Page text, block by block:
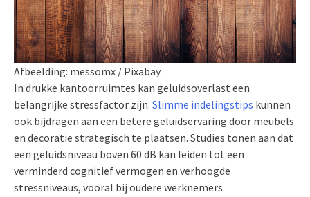
Afbeelding: messomx / Pixabay
In drukke kantoorruimtes kan geluidsoverlast een
belangrijke stressfactor zijn. Slimme indelingstips kunnen
ook bijdragen aan een betere geluidservaring door meubels
en decoratie strategisch te plaatsen. Studies tonen aan dat
een geluidsniveau boven 60 dB kan leiden tot een
verminderd cognitief vermogen en verhoogde
stressniveaus, vooral bij oudere werknemers.